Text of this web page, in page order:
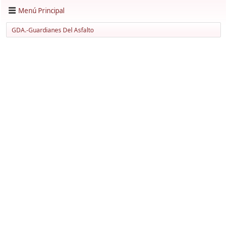
Menú Principal
GDA.-Guardianes Del Asfalto